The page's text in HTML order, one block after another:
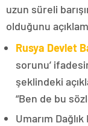
uzun süreli
olduğunu
Rusya Devlet
sorunu’
şeklindeki
“Ben de bu
Umarım